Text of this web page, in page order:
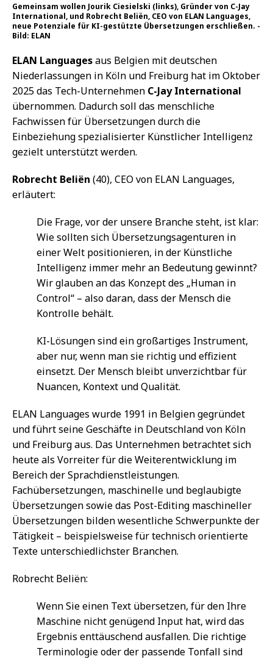
Gemeinsam wollen Jourik Ciesielski (links), Gründer von C-Jay
International, und Robrecht Beliën, CEO von ELAN Languages,
neue Potenziale für KI-gestützte Übersetzungen erschließen. -
Bild: ELAN
ELAN Languagesaus Belgien mit deutschen
Niederlassungen in Köln und Freiburg hat im Oktober
2025 das Tech-Unternehmen C-Jay International
übernommen. Dadurch soll das menschliche
Fachwissen für Übersetzungen durch die
Einbeziehung spezialisierter Künstlicher Intelligenz
gezielt unterstützt werden.
Robrecht Beliën (40), CEO von ELAN Languages,
erläutert:
Die Frage, vor der unsere Branche steht, ist klar:
Wie sollten sich Übersetzungsagenturen in
einer Welt positionieren, in der Künstliche
Intelligenz immer mehr an Bedeutung gewinnt?
Wir glauben an das Konzept des „Human in
Control“ – also daran, dass der Mensch die
Kontrolle behält.
KI-Lösungen sind ein großartiges Instrument,
aber nur, wenn man sie richtig und effizient
einsetzt. Der Mensch bleibt unverzichtbar für
Nuancen, Kontext und Qualität.
ELAN Languages wurde 1991 in Belgien gegründet
und führt seine Geschäfte in Deutschland von Köln
und Freiburg aus. Das Unternehmen betrachtet sich
heute als Vorreiter für die Weiterentwicklung im
Bereich der Sprachdienstleistungen.
Fachübersetzungen, maschinelle und beglaubigte
Übersetzungen sowie das Post-Editing maschineller
Übersetzungen bilden wesentliche Schwerpunkte der
Tätigkeit – beispielsweise für technisch orientierte
Texte unterschiedlichster Branchen.
Robrecht Beliën:
Wenn Sie einen Text übersetzen, für den Ihre
Maschine nicht genügend Input hat, wird das
Ergebnis enttäuschend ausfallen. Die richtige
Terminologie oder der passende Tonfall sind